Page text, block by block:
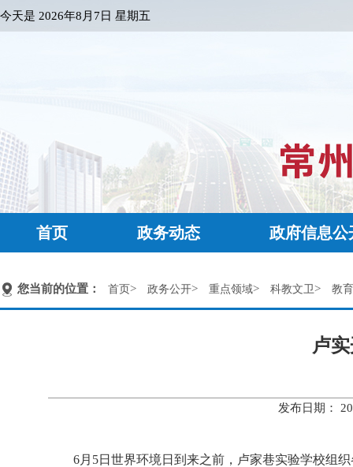
今天是 2026年8月7日 星期五
首页 政务动态 政府信息公
您当前的位置： 首页> 政务公开> 重点领域> 科教文卫> 教
卢
发布日期：
6月5日世界环境日到来之前，卢家巷实验学校组